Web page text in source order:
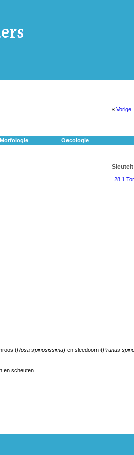
« Vorige
Morfologie Oecologie
28.1
(Rosa spinosissima) en sleedoorn (Prunus
en scheuten